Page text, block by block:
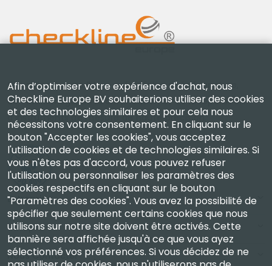
Checkline Europe B.V. — spécialistes de la fourniture,
de l'étalonnage, de la certification et de la réparation
d'instruments de mesure de haute précision.
Entreprise
Compte
Nous Contacter
Afin d’optimiser votre expérience d'achat, nous
Checkline Europe BV souhaiterions utiliser des cookies
et des technologies similaires et pour cela nous
nécessitons votre consentement. En cliquant sur le
bouton "Accepter les cookies", vous acceptez
l'utilisation de cookies et de technologies similaires. Si
vous n'êtes pas d'accord, vous pouvez refuser
l'utilisation ou personnaliser les paramètres des
cookies respectifs en cliquant sur le bouton
"Paramètres des cookies". Vous avez la possibilité de
spécifier que seulement certains cookies que nous
utilisons sur notre site doivent être activés. Cette
bannière sera affichée jusqu'à ce que vous ayez
sélectionné vos préférences. Si vous décidez de ne